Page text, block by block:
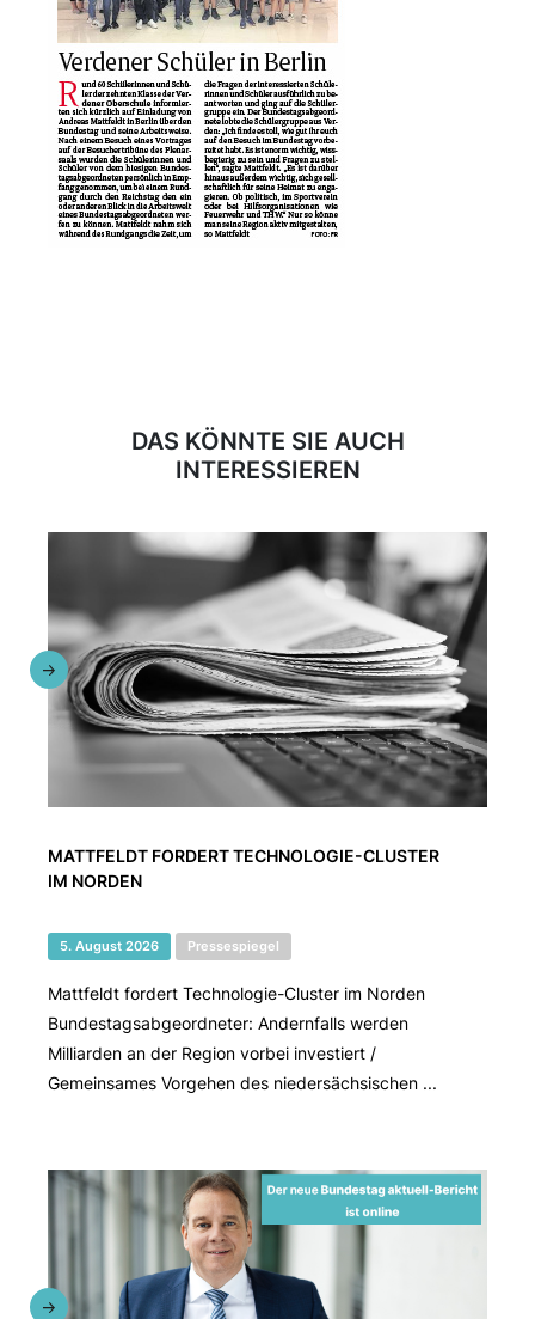
DAS KÖNNTE SIE AUCH
INTERESSIEREN
MATTFELDT FORDERT TECHNOLOGIE-CLUSTER
IM NORDEN
5. August 2026 Pressespiegel
Mattfeldt fordert Technologie-Cluster im Norden
Bundestagsabgeordneter: Andernfalls werden
Milliarden an der Region vorbei investiert /
Gemeinsames Vorgehen des niedersächsischen ...